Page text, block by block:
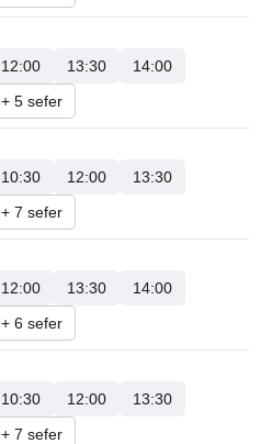
12:00 13:30
14:00
+ 5 sefer
10:30 12:00
13:30
+ 7 sefer
12:00 13:30
14:00
+ 6 sefer
10:30 12:00
13:30
+ 7 sefer